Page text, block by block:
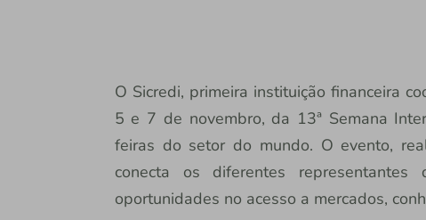
O Sicredi, primeira instituição financeira
5 e 7 de novembro, da 13ª Semana
feiras do setor do mundo. O evento,
conecta os diferentes
oportunidades no acesso a mercados,